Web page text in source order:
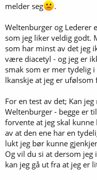
tippe i retning diacetyl.
eller kokt kål-aroma. Jeg
fersk løk, spesielt når man
blitt åpnet.
Så kan man jo diskutere
eller drikke raskere -- er
glasset??
Bitburger hadde svak DMS
DMS-en har visst alltid vært
aromaen plutselig skulle
til det fordi DMS er en
at tyske bryggerier legger
Tviler på at store
økonomiske grunner.
melder seg
.
Weltenburger og Lederer
som jeg liker veldig godt.
som har minst av det jeg
være diacetyl - og jeg er
smak som er mer tydelig
lkanskje at jeg er ufølsom
For en test av det; Kan
Weltenburger - begge er
forvente at jeg skal
av at den ene har en
lukt jeg bør kunne
Og vil du si at dersom jeg
kan jeg gå ut fra at jeg er